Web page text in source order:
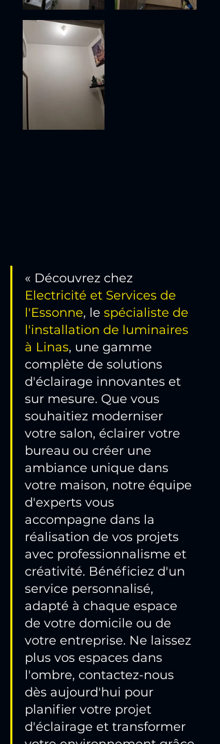
« Découvrez chez
Electricité et Services de
l'Essonne, le spécialiste de
l'installation de luminaires
à Linas, une gamme
complète de solutions
d'éclairage innovantes et
sur mesure. Que vous
souhaitiez moderniser
votre salon, éclairer votre
bureau ou créer une
ambiance unique dans
votre maison, notre équipe
d'experts vous
accompagne dans la
réalisation de vos projets
avec professionnalisme et
créativité. Bénéficiez d'un
service personnalisé,
adapté à chaque espace
de votre domicile ou de
votre entreprise. Ne laissez
plus vos espaces dans
l'ombre, contactez-nous
dès aujourd'hui pour
planifier votre projet
d'éclairage et transformer